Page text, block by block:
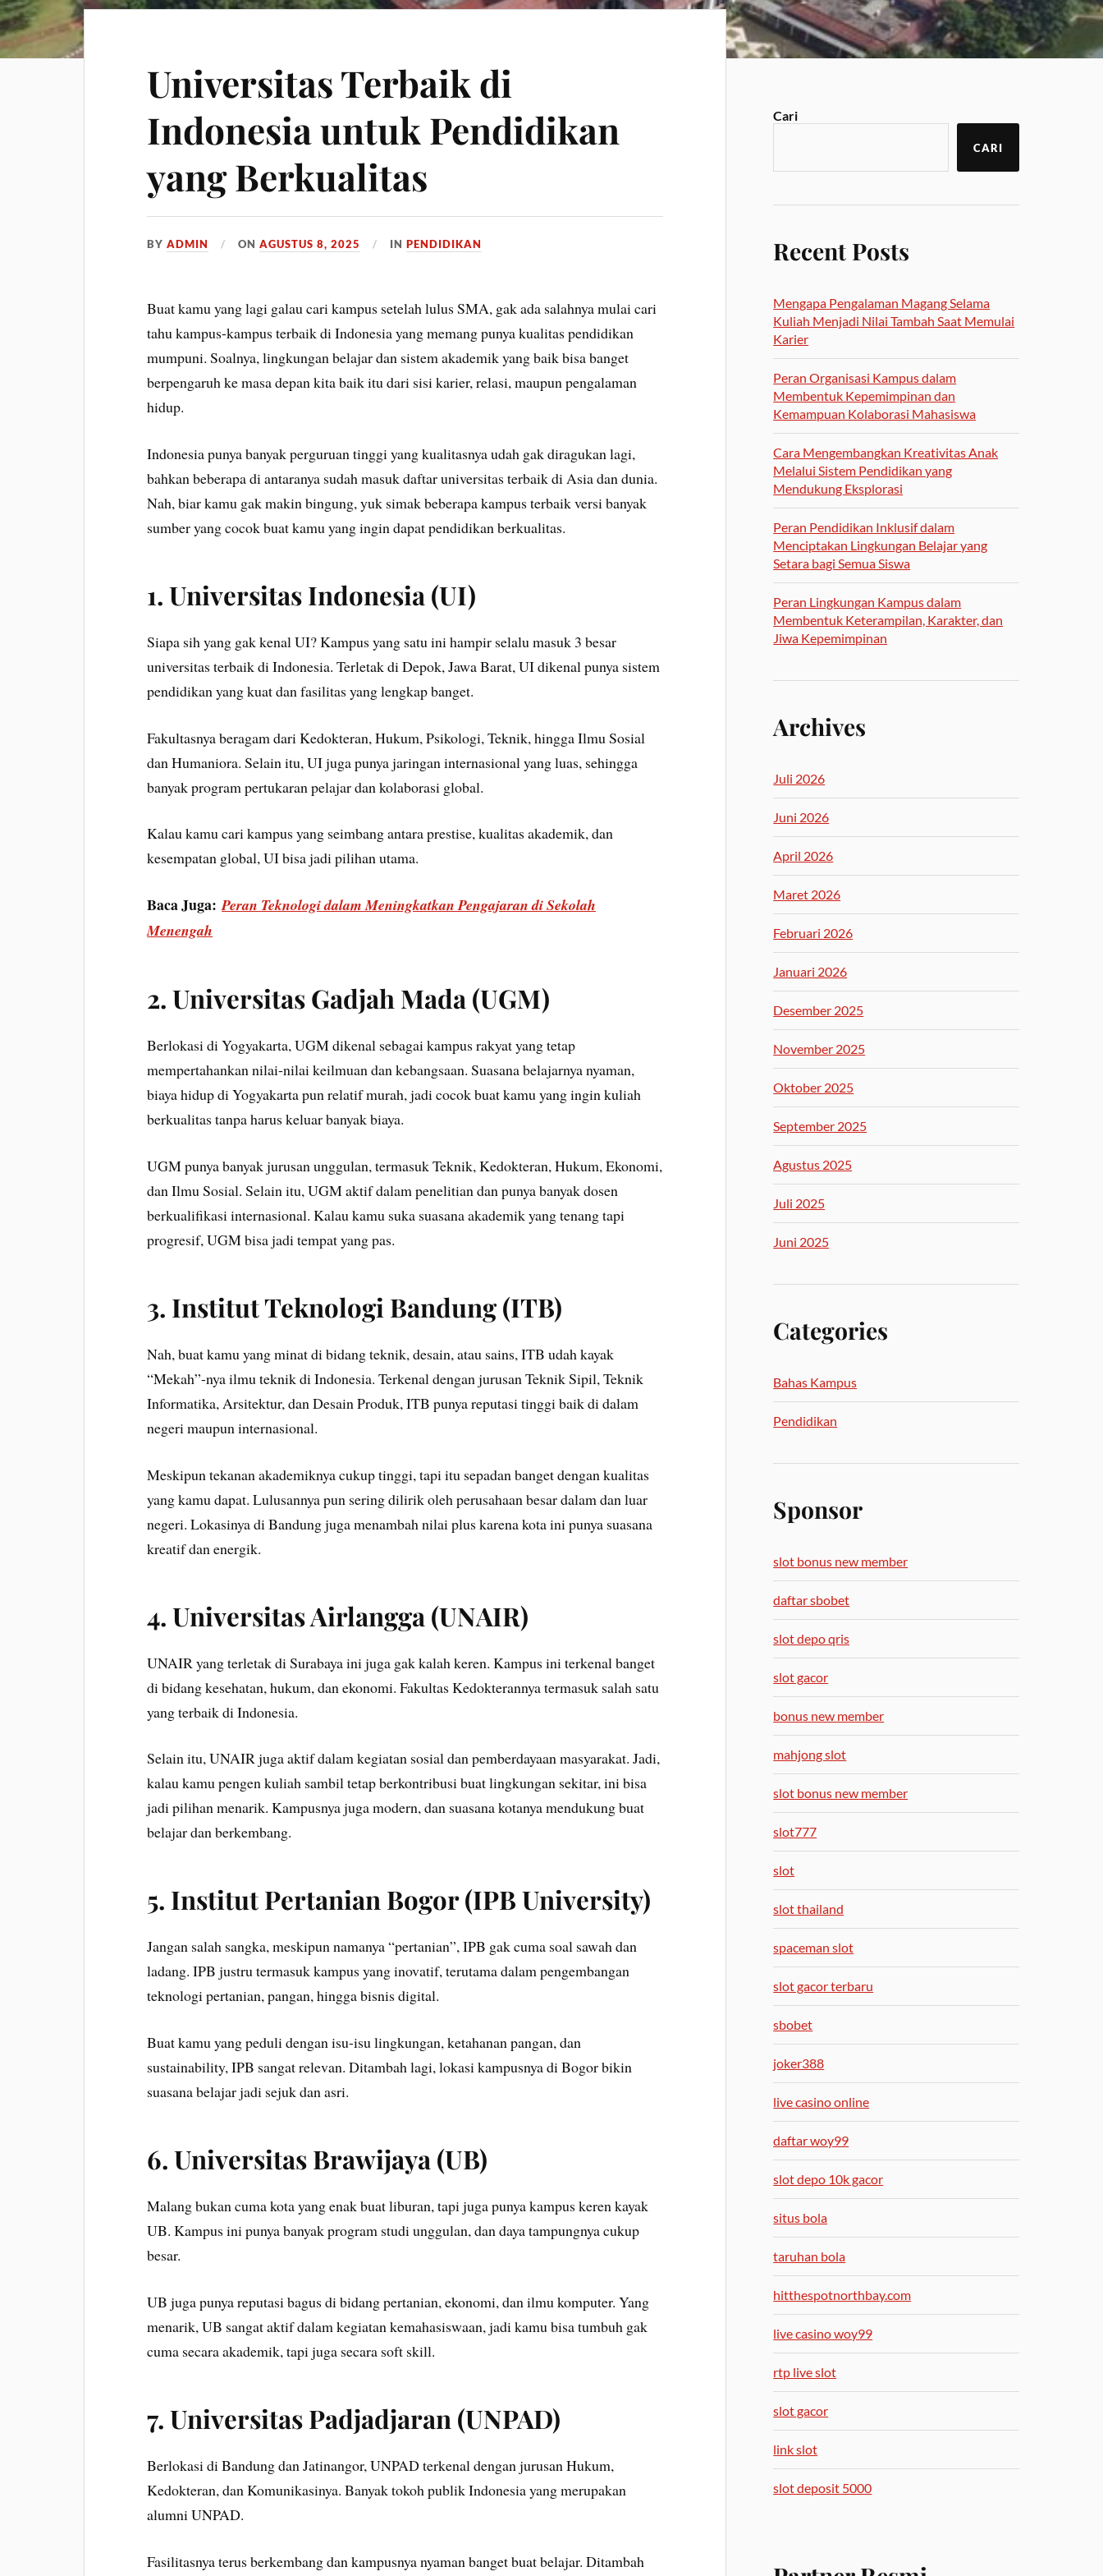
Universitas Terbaik di
Indonesia untuk Pendidikan
yang Berkualitas
BYADMIN ONAGUSTUS 8, 2025 INPENDIDIKAN
Buat kamu yang lagi galau cari kampus setelah lulus SMA, gak ada salahnya mulai cari
tahu kampus-kampus terbaik di Indonesia yang memang punya kualitas pendidikan
mumpuni. Soalnya, lingkungan belajar dan sistem akademik yang baik bisa banget
berpengaruh ke masa depan kita baik itu dari sisi karier, relasi, maupun pengalaman
hidup.
Indonesia punya banyak perguruan tinggi yang kualitasnya udah gak diragukan lagi,
bahkan beberapa di antaranya sudah masuk daftar universitas terbaik di Asia dan dunia.
Nah, biar kamu gak makin bingung, yuk simak beberapa kampus terbaik versi banyak
sumber yang cocok buat kamu yang ingin dapat pendidikan berkualitas.
1.Universitas Indonesia (UI)
Siapa sih yang gak kenal UI? Kampus yang satu ini hampir selalu masuk 3 besar
universitas terbaik di Indonesia. Terletak di Depok, Jawa Barat, UI dikenal punya sistem
pendidikan yang kuat dan fasilitas yang lengkap banget.
Fakultasnya beragam dari Kedokteran, Hukum, Psikologi, Teknik, hingga Ilmu Sosial
dan Humaniora. Selain itu, UI juga punya jaringan internasional yang luas, sehingga
banyak program pertukaran pelajar dan kolaborasi global.
Kalau kamu cari kampus yang seimbang antara prestise, kualitas akademik, dan
kesempatan global, UI bisa jadi pilihan utama.
Baca Juga:Peran Teknologi dalam Meningkatkan Pengajaran di Sekolah
Menengah
2.Universitas Gadjah Mada (UGM)
Berlokasi di Yogyakarta, UGM dikenal sebagai kampus rakyat yang tetap
mempertahankan nilai-nilai keilmuan dan kebangsaan. Suasana belajarnya nyaman,
biaya hidup di Yogyakarta pun relatif murah, jadi cocok buat kamu yang ingin kuliah
berkualitas tanpa harus keluar banyak biaya.
UGM punya banyak jurusan unggulan, termasuk Teknik, Kedokteran, Hukum, Ekonomi,
dan Ilmu Sosial. Selain itu, UGM aktif dalam penelitian dan punya banyak dosen
berkualifikasi internasional. Kalau kamu suka suasana akademik yang tenang tapi
progresif, UGM bisa jadi tempat yang pas.
3. Institut Teknologi Bandung (ITB)
Nah, buat kamu yang minat di bidang teknik, desain, atau sains, ITB udah kayak
“Mekah”-nya ilmu teknik di Indonesia. Terkenal dengan jurusan Teknik Sipil, Teknik
Informatika, Arsitektur, dan Desain Produk, ITB punya reputasi tinggi baik di dalam
negeri maupun internasional.
Meskipun tekanan akademiknya cukup tinggi, tapi itu sepadan banget dengan kualitas
yang kamu dapat. Lulusannya pun sering dilirik oleh perusahaan besar dalam dan luar
negeri. Lokasinya di Bandung juga menambah nilai plus karena kota ini punya suasana
kreatif dan energik.
4.Universitas Airlangga (UNAIR)
UNAIR yang terletak di Surabaya ini juga gak kalah keren. Kampus ini terkenal banget
di bidang kesehatan, hukum, dan ekonomi. Fakultas Kedokterannya termasuk salah satu
yang terbaik di Indonesia.
Selain itu, UNAIR juga aktif dalam kegiatan sosial dan pemberdayaan masyarakat. Jadi,
kalau kamu pengen kuliah sambil tetap berkontribusi buat lingkungan sekitar, ini bisa
jadi pilihan menarik. Kampusnya juga modern, dan suasana kotanya mendukung buat
belajar dan berkembang.
5. Institut Pertanian Bogor (IPB University)
Jangan salah sangka, meskipun namanya “pertanian”, IPB gak cuma soal sawah dan
ladang. IPB justru termasuk kampus yang inovatif, terutama dalam pengembangan
teknologi pertanian, pangan, hingga bisnis digital.
Buat kamu yang peduli dengan isu-isu lingkungan, ketahanan pangan, dan
sustainability, IPB sangat relevan. Ditambah lagi, lokasi kampusnya di Bogor bikin
suasana belajar jadi sejuk dan asri.
6.Universitas Brawijaya (UB)
Malang bukan cuma kota yang enak buat liburan, tapi juga punya kampus keren kayak
UB. Kampus ini punya banyak program studi unggulan, dan daya tampungnya cukup
besar.
UB juga punya reputasi bagus di bidang pertanian, ekonomi, dan ilmu komputer. Yang
menarik, UB sangat aktif dalam kegiatan kemahasiswaan, jadi kamu bisa tumbuh gak
cuma secara akademik, tapi juga secara soft skill.
7.Universitas Padjadjaran (UNPAD)
Berlokasi di Bandung dan Jatinangor, UNPAD terkenal dengan jurusan Hukum,
Kedokteran, dan Komunikasinya. Banyak tokoh publik Indonesia yang merupakan
alumni UNPAD.
Fasilitasnya terus berkembang dan kampusnya nyaman banget buat belajar. Ditambah
Cari
CARI
Recent Posts
Mengapa Pengalaman Magang Selama
Kuliah Menjadi Nilai Tambah Saat Memulai
Karier
Peran Organisasi Kampus dalam
Membentuk Kepemimpinan dan
Kemampuan Kolaborasi Mahasiswa
Cara Mengembangkan Kreativitas Anak
Melalui Sistem Pendidikan yang
Mendukung Eksplorasi
Peran Pendidikan Inklusif dalam
Menciptakan Lingkungan Belajar yang
Setara bagi Semua Siswa
Peran Lingkungan Kampus dalam
Membentuk Keterampilan, Karakter, dan
Jiwa Kepemimpinan
Archives
Juli 2026
Juni 2026
April 2026
Maret 2026
Februari 2026
Januari 2026
Desember 2025
November 2025
Oktober 2025
September 2025
Agustus 2025
Juli 2025
Juni 2025
Categories
Bahas Kampus
Pendidikan
Sponsor
slot bonus new member
daftar sbobet
slot depo qris
slot gacor
bonus new member
mahjong slot
slot bonus new member
slot777
slot
slot thailand
spaceman slot
slot gacor terbaru
sbobet
joker388
live casino online
daftar woy99
slot depo 10k gacor
situs bola
taruhan bola
hitthespotnorthbay.com
live casino woy99
rtp live slot
slot gacor
link slot
slot deposit 5000